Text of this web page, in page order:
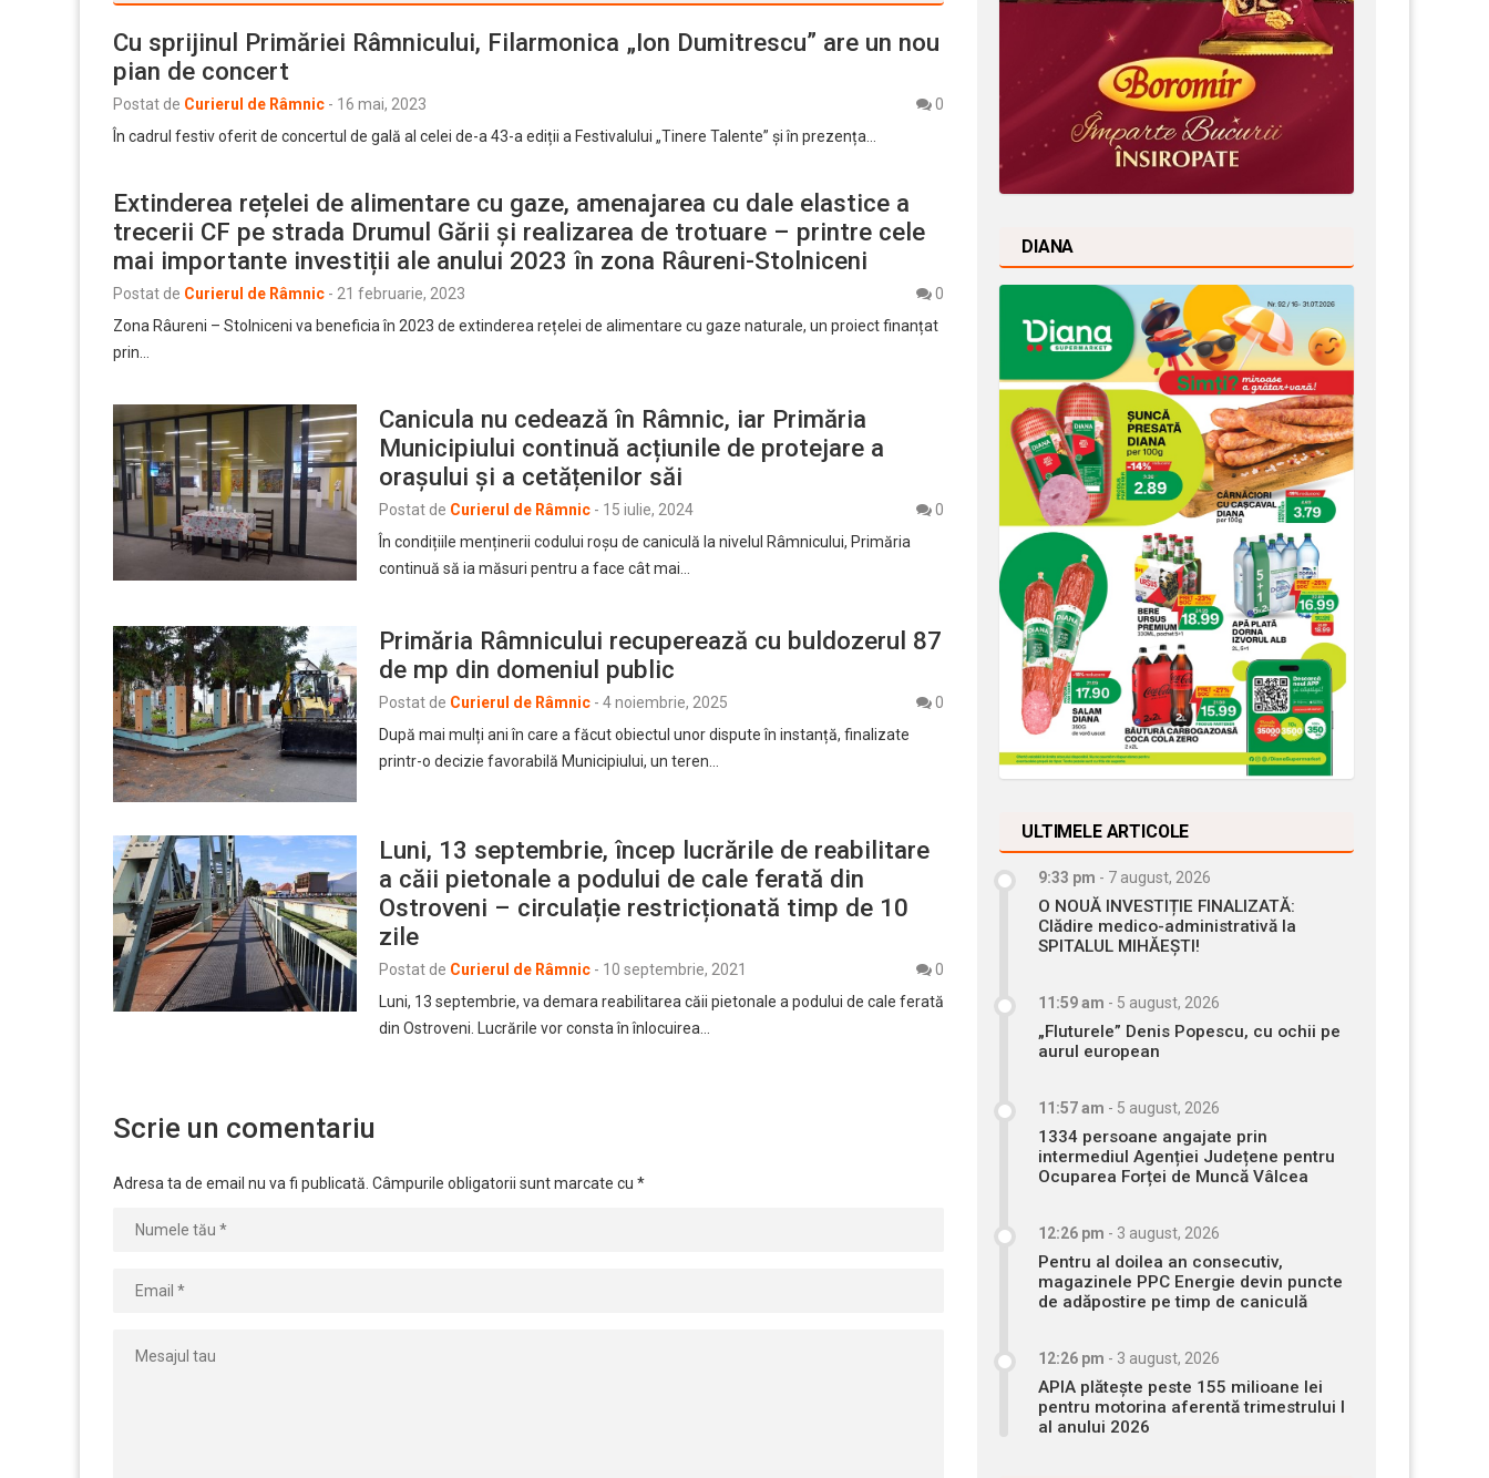
Cu sprijinul Primăriei Râmnicului, Filarmonica „Ion Dumitrescu” are un nou
pian de concert
Postat de Curierul de Râmnic - 16 mai, 2023
0
În cadrul festiv oferit de concertul de gală al celei de-a 43-a ediții a Festivalului „Tinere Talente” și în prezența…
Extinderea rețelei de alimentare cu gaze, amenajarea cu dale elastice a
trecerii CF pe strada Drumul Gării și realizarea de trotuare – printre cele
mai importante investiții ale anului 2023 în zona Râureni-Stolniceni
Postat de Curierul de Râmnic - 21 februarie, 2023
0
Zona Râureni – Stolniceni va beneficia în 2023 de extinderea rețelei de alimentare cu gaze naturale, un proiect finanțat
prin…
Canicula nu cedează în Râmnic, iar Primăria
Municipiului continuă acțiunile de protejare a
orașului și a cetățenilor săi
Postat de Curierul de Râmnic - 15 iulie, 2024
0
În condițiile menținerii codului roșu de caniculă la nivelul Râmnicului, Primăria
continuă să ia măsuri pentru a face cât mai…
Primăria Râmnicului recuperează cu buldozerul 87
de mp din domeniul public
Postat de Curierul de Râmnic - 4 noiembrie, 2025
0
După mai mulți ani în care a făcut obiectul unor dispute în instanță, finalizate
printr-o decizie favorabilă Municipiului, un teren…
Luni, 13 septembrie, încep lucrările de reabilitare
a căii pietonale a podului de cale ferată din
Ostroveni – circulație restricționată timp de 10
zile
Postat de Curierul de Râmnic - 10 septembrie, 2021
0
Luni, 13 septembrie, va demara reabilitarea căii pietonale a podului de cale ferată
din Ostroveni. Lucrările vor consta în înlocuirea…
Scrie un comentariu
Adresa ta de email nu va fi publicată. Câmpurile obligatorii sunt marcate cu *
DIANA
ULTIMELE ARTICOLE
9:33 pm - 7 august, 2026
O NOUĂ INVESTIȚIE FINALIZATĂ:
Clădire medico-administrativă la
SPITALUL MIHĂEȘTI!
11:59 am - 5 august, 2026
„Fluturele” Denis Popescu, cu ochii pe
aurul european
11:57 am - 5 august, 2026
1334 persoane angajate prin
intermediul Agenției Județene pentru
Ocuparea Forței de Muncă Vâlcea
12:26 pm - 3 august, 2026
Pentru al doilea an consecutiv,
magazinele PPC Energie devin puncte
de adăpostire pe timp de caniculă
12:26 pm - 3 august, 2026
APIA plătește peste 155 milioane lei
pentru motorina aferentă trimestrului I
al anului 2026